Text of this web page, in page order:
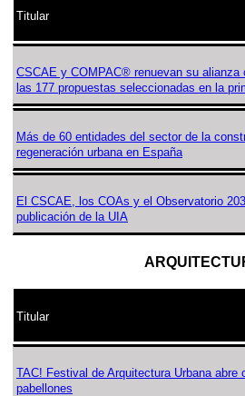
Titular
CSCAE y COMPAC® renuevan su
las 177 propuestas seleccionadas en la
Más de 60 entidades del sector de la
regeneración urbana en España
El CSCAE, los COAs y el Observatorio
publicación de la UIA
Titular
TAC! Festival de Arquitectura Urbana
pabellones